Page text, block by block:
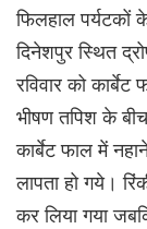
फिलहाल पर्यटकों
दिनेशपुर स्थित
रविवार को
भीषण तपिश के
कार्बेट फाल में
लापता हो गये।
कर लिया गया